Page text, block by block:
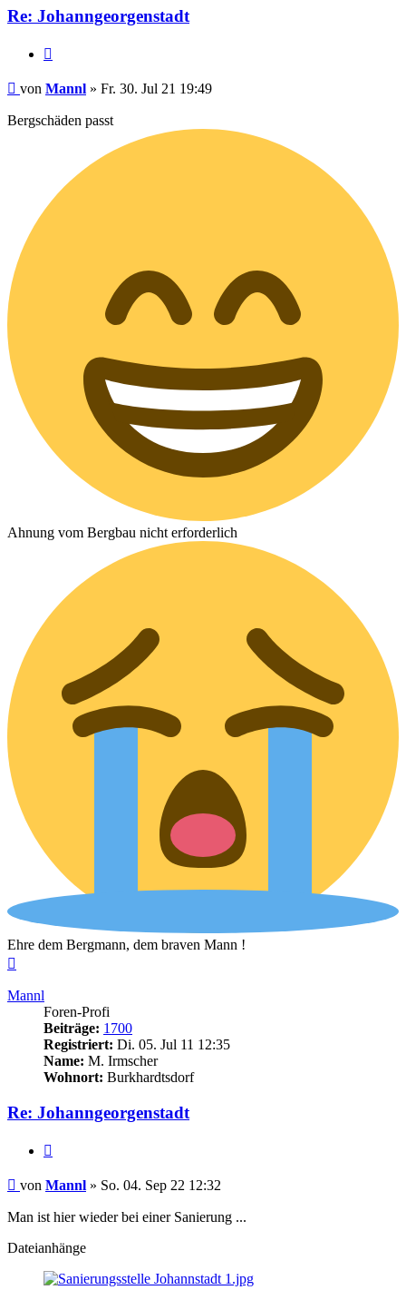
Re: Johanngeorgenstadt
Beitrag
von Mannl » Fr. 30. Jul 21 19:49
Bergschäden passt
Ahnung vom Bergbau nicht erforderlich
Ehre dem Bergmann, dem braven Mann !
Mannl
Foren-Profi
Beiträge: 1700
Registriert: Di. 05. Jul 11 12:35
Name: M. Irmscher
Wohnort: Burkhardtsdorf
Re: Johanngeorgenstadt
Beitrag
von Mannl » So. 04. Sep 22 12:32
Man ist hier wieder bei einer Sanierung ...
Dateianhänge